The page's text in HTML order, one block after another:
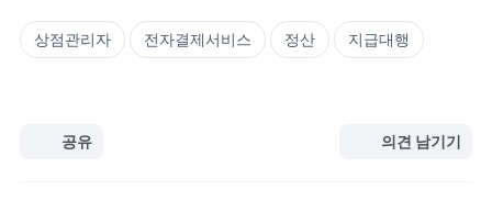
상점관리자 전자결제서비스 정산 지급대행
공유 의견 남기기